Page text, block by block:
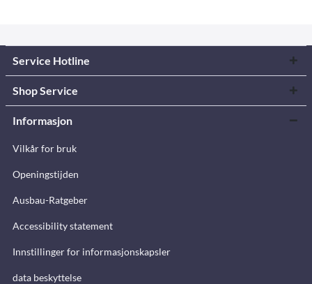
Service Hotline
Shop Service
Informasjon
Vilkår for bruk
Openingstijden
Ausbau-Ratgeber
Accessibility statement
Innstillinger for informasjonskapsler
data beskyttelse